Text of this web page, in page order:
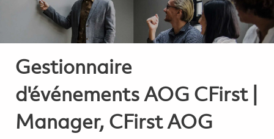
Gestionnaire
d'événements AOG CFirst |
Manager, CFirst AOG